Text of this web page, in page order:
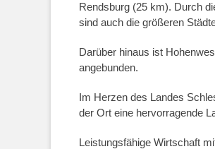
Rendsburg (25 km). Durch
sind auch die größeren
Darüber hinaus ist
angebunden.
Im Herzen des Landes
der Ort eine hervorragende
Leistungsfähige Wirtschaft